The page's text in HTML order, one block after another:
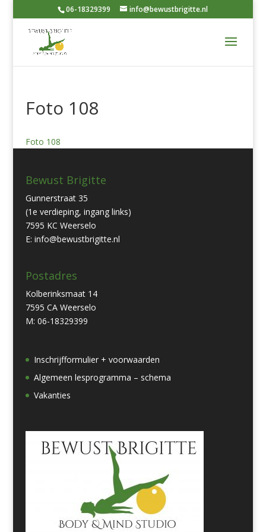
06-18329399 info@bewustbrigitte.nl
Foto 108
Foto 108
Bewust Brigitte
Gunnerstraat 35
(1e verdieping, ingang links)
7595 KC Weerselo
E: info@bewustbrigitte.nl
Postadres
Kolberinksmaat 14
7595 CA Weerselo
M: 06-18329399
Inschrijfformulier + voorwaarden
Algemeen lesprogramma – schema
Vakanties